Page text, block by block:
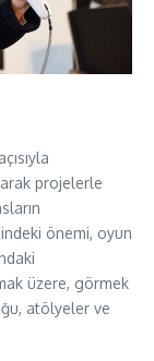
projelerle
önemi, oyun
üzere, görmek
atölyeler ve